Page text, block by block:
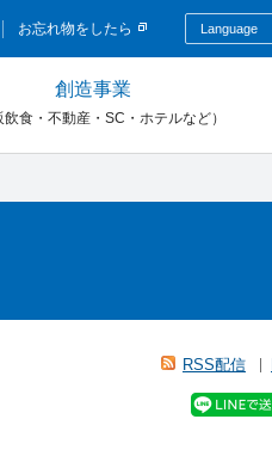
お忘れ物をしたら Language
創造事業
飲食・不動産・SC・ホテルなど）
RSS配信